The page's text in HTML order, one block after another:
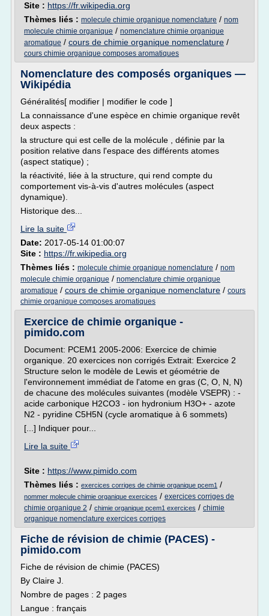
Site : https://fr.wikipedia.org
Thèmes liés : molecule chimie organique nomenclature / nom
molecule chimie organique / nomenclature chimie organique
aromatique / cours de chimie organique nomenclature /
cours chimie organique composes aromatiques
Nomenclature des composés organiques —
Wikipédia
Généralités[ modifier | modifier le code ]
La connaissance d'une espèce en chimie organique revêt
deux aspects :
la structure qui est celle de la molécule , définie par la
position relative dans l'espace des différents atomes
(aspect statique) ;
la réactivité, liée à la structure, qui rend compte du
comportement vis-à-vis d'autres molécules (aspect
dynamique).
Historique des...
Lire la suite
Date: 2017-05-14 01:00:07
Site : https://fr.wikipedia.org
Thèmes liés : molecule chimie organique nomenclature / nom
molecule chimie organique / nomenclature chimie organique
aromatique / cours de chimie organique nomenclature / cours
chimie organique composes aromatiques
Exercice de chimie organique -
pimido.com
Document: PCEM1 2005-2006: Exercice de chimie
organique. 20 exercices non corrigés Extrait: Exercice 2
Structure selon le modèle de Lewis et géométrie de
l'environnement immédiat de l'atome en gras (C, O, N, N)
de chacune des molécules suivantes (modèle VSEPR) : -
acide carbonique H2CO3 - ion hydronium H3O+ - azote
N2 - pyridine C5H5N (cycle aromatique à 6 sommets)
[...] Indiquer pour...
Lire la suite
Site : https://www.pimido.com
Thèmes liés : exercices corriges de chimie organique pcem1 /
nommer molecule chimie organique exercices / exercices corriges de
chimie organique 2 / chimie organique pcem1 exercices / chimie
organique nomenclature exercices corriges
Fiche de révision de chimie (PACES) -
pimido.com
Fiche de révision de chimie (PACES)
By Claire J.
Nombre de pages : 2 pages
Langue : français